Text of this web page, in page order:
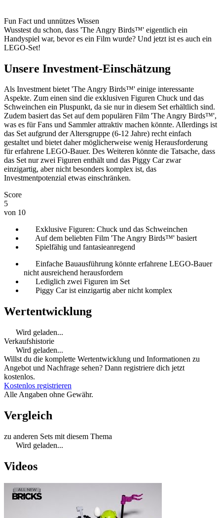
Fun Fact und unnützes Wissen
Wusstest du schon, dass 'The Angry Birds™' eigentlich ein
Handyspiel war, bevor es ein Film wurde? Und jetzt ist es auch ein
LEGO-Set!
Unsere Investment-Einschätzung
Als Investment bietet 'The Angry Birds™' einige interessante
Aspekte. Zum einen sind die exklusiven Figuren Chuck und das
Schweinchen ein Pluspunkt, da sie nur in diesem Set erhältlich sind.
Zudem basiert das Set auf dem populären Film 'The Angry Birds™',
was es für Fans und Sammler attraktiv machen könnte. Allerdings ist
das Set aufgrund der Altersgruppe (6-12 Jahre) recht einfach
gestaltet und bietet daher möglicherweise wenig Herausforderung
für erfahrene LEGO-Bauer. Des Weiteren könnte die Tatsache, dass
das Set nur zwei Figuren enthält und das Piggy Car zwar
einzigartig, aber nicht besonders komplex ist, das
Investmentpotenzial etwas einschränken.
Score
5
von 10
Exklusive Figuren: Chuck und das Schweinchen
Auf dem beliebten Film 'The Angry Birds™' basiert
Spielfähig und fantasieanregend
Einfache Bauausführung könnte erfahrene LEGO-Bauer
nicht ausreichend herausfordern
Lediglich zwei Figuren im Set
Piggy Car ist einzigartig aber nicht komplex
Wertentwicklung
Wird geladen...
Verkaufshistorie
Wird geladen...
Willst du die komplette Wertentwicklung und Informationen zu
Angebot und Nachfrage sehen? Dann registriere dich jetzt
kostenlos.
Kostenlos registrieren
Alle Angaben ohne Gewähr.
Vergleich
zu anderen Sets mit diesem Thema
Wird geladen...
Videos